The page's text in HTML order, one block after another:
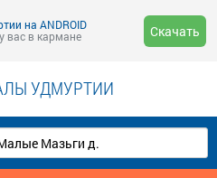
на ANDROID
вас в кармане
Скачать
УДМУРТИИ